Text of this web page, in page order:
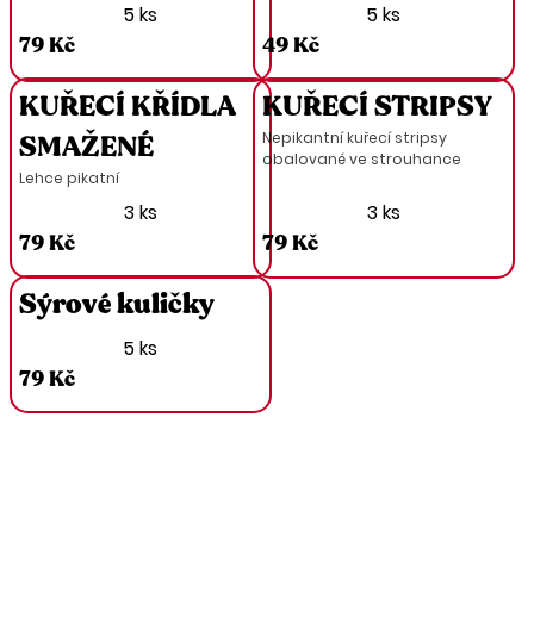
5 ks
79 Kč
5 ks
49 Kč
KUŘECÍ KŘÍDLA
SMAŽENÉ
Lehce pikatní
3 ks
79 Kč
KUŘECÍ STRIPSY
Nepikantní kuřecí stripsy
obalované ve strouhance
3 ks
79 Kč
Sýrové kuličky
5 ks
79 Kč